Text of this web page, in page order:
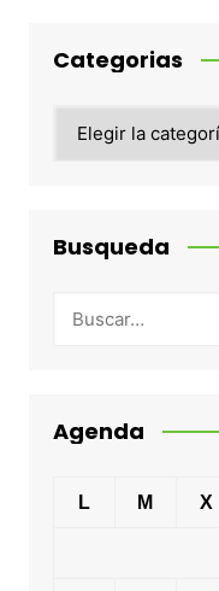
Categorias
Busqueda
Agenda
L M X